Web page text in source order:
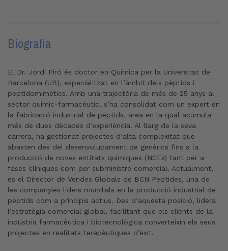
Biografia
El Dr. Jordi Piró és doctor en Química per la Universitat de
Barcelona (UB), especialitzat en l’àmbit dels pèptids i
peptidomimètics. Amb una trajectòria de més de 25 anys al
sector químic-farmacèutic, s’ha consolidat com un expert en
la fabricació industrial de pèptids, àrea en la qual acumula
més de dues dècades d’experiència. Al llarg de la seva
carrera, ha gestionat projectes d’alta complexitat que
abasten des del desenvolupament de genèrics fins a la
producció de noves entitats químiques (NCEs) tant per a
fases clíniques com per subministre comercial. Actualment,
és el Director de Vendes Globals de BCN Peptides, una de
les companyies líders mundials en la producció industrial de
pèptids com a principis actius. Des d’aquesta posició, lidera
l’estratègia comercial global, facilitant que els clients de la
indústria farmacèutica i biotecnològica converteixin els seus
projectes en realitats terapèutiques d’èxit.